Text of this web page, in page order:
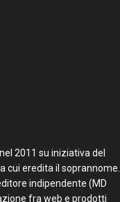
2011 su iniziativa del
cui eredita il soprannome.
indipendente (MD
fra web e prodotti